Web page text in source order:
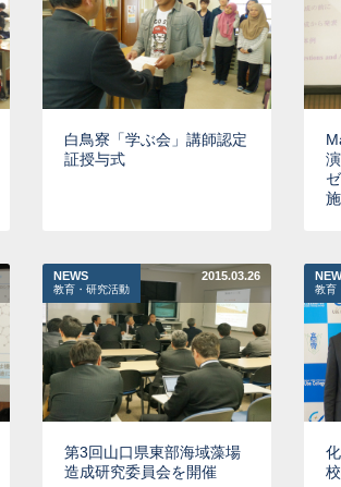
白鳥寮「学ぶ会」講師認定
証授与式
施
NEWS
教育・研究活動
2015.03.26
第3回山口県東部海域藻場
造成研究委員会を開催
教育